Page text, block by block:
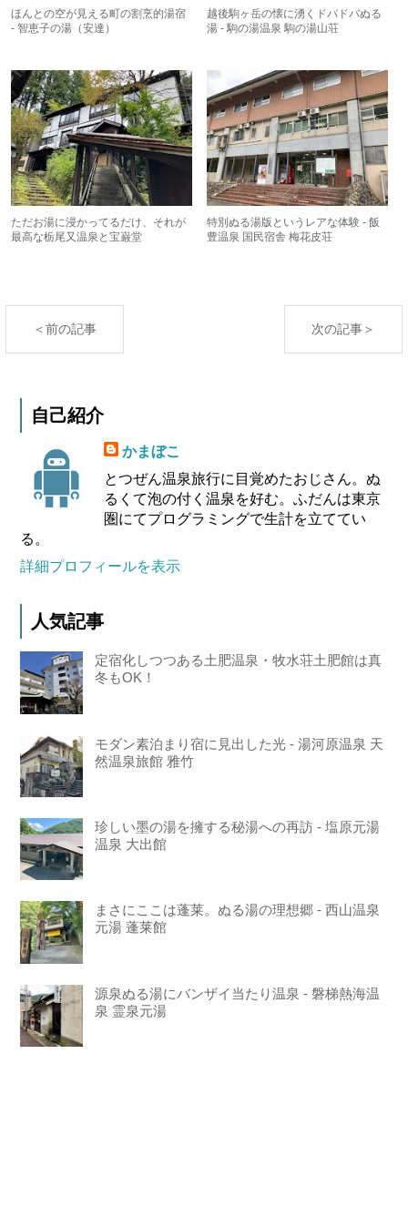
ほんとの空が見える町の割烹的湯宿
- 智恵子の湯（安達）
越後駒ヶ岳の懐に湧くドバドバぬる
湯 - 駒の湯温泉 駒の湯山荘
ただお湯に浸かってるだけ、それが
最高な栃尾又温泉と宝巌堂
特別ぬる湯版というレアな体験 - 飯
豊温泉 国民宿舎 梅花皮荘
＜前の記事 次の記事＞
自己紹介
かまぼこ
とつぜん温泉旅行に目覚めたおじさん。ぬ
るくて泡の付く温泉を好む。ふだんは東京
圏にてプログラミングで生計を立ててい
る。
詳細プロフィールを表示
人気記事
定宿化しつつある土肥温泉・牧水荘土肥館は真
冬もOK！
モダン素泊まり宿に見出した光 - 湯河原温泉 天
然温泉旅館 雅竹
珍しい墨の湯を擁する秘湯への再訪 - 塩原元湯
温泉 大出館
まさにここは蓬莱。ぬる湯の理想郷 - 西山温泉
元湯 蓬莱館
源泉ぬる湯にバンザイ当たり温泉 - 磐梯熱海温
泉 霊泉元湯